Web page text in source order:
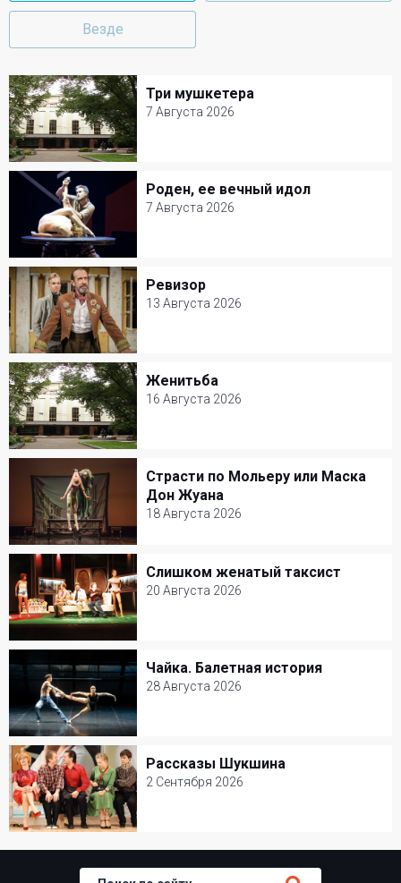
Везде
Три мушкетера
7 Августа 2026
Три мушкетера
7 Августа 2026
Театр Моссовета
Музыкальный спектакль
Роден, ее вечный идол
7 Августа 2026
Роден, ее вечный идол
7 Августа 2026
Александринский театр
Балет и Танец
Ревизор
13 Августа 2026
Ревизор
13 Августа 2026
Современник
Комедия
Женитьба
16 Августа 2026
Женитьба
16 Августа 2026
Театр Моссовета
Драма
Страсти по Мольеру или Маска
Дон Жуана
18 Августа 2026
Страсти по Мольеру или Маска Дон
Жуана
18 Августа 2026
Александринский театр
Балет и Танец
Слишком женатый таксист
20 Августа 2026
Слишком женатый таксист
20 Августа 2026
Театр Сатиры
Комедия
Чайка. Балетная история
28 Августа 2026
Чайка. Балетная история
28 Августа 2026
Александринский театр
Балет и Танец
Рассказы Шукшина
2 Сентября 2026
Рассказы Шукшина
2 Сентября 2026
Драма